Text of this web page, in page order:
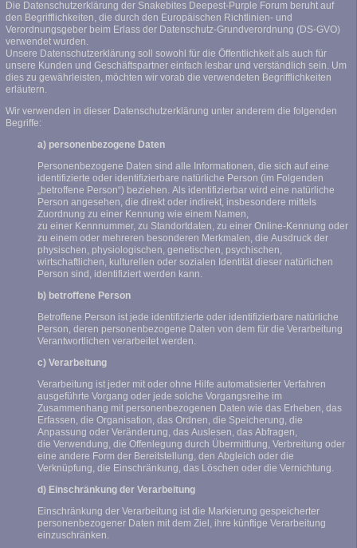
Die Datenschutzerklärung der Snakebites Deepest-Purple Forum beruht auf
den Begrifflichkeiten, die durch den Europäischen Richtlinien- und
Verordnungsgeber beim Erlass der Datenschutz-Grundverordnung (DS-GVO)
verwendet wurden.
Unsere Datenschutzerklärung soll sowohl für die Öffentlichkeit als auch für
unsere Kunden und Geschäftspartner einfach lesbar und verständlich sein. Um
dies zu gewährleisten, möchten wir vorab die verwendeten Begrifflichkeiten
erläutern.
Wir verwenden in dieser Datenschutzerklärung unter anderem die folgenden
Begriffe:
a) personenbezogene Daten
Personenbezogene Daten sind alle Informationen, die sich auf eine
identifizierte oder identifizierbare natürliche Person (im Folgenden
„betroffene Person“) beziehen. Als identifizierbar wird eine natürliche
Person angesehen, die direkt oder indirekt, insbesondere mittels
Zuordnung zu einer Kennung wie einem Namen,
zu einer Kennnummer, zu Standortdaten, zu einer Online-Kennung oder
zu einem oder mehreren besonderen Merkmalen, die Ausdruck der
physischen, physiologischen, genetischen, psychischen,
wirtschaftlichen, kulturellen oder sozialen Identität dieser natürlichen
Person sind, identifiziert werden kann.
b) betroffene Person
Betroffene Person ist jede identifizierte oder identifizierbare natürliche
Person, deren personenbezogene Daten von dem für die Verarbeitung
Verantwortlichen verarbeitet werden.
c) Verarbeitung
Verarbeitung ist jeder mit oder ohne Hilfe automatisierter Verfahren
ausgeführte Vorgang oder jede solche Vorgangsreihe im
Zusammenhang mit personenbezogenen Daten wie das Erheben, das
Erfassen, die Organisation, das Ordnen, die Speicherung, die
Anpassung oder Veränderung, das Auslesen, das Abfragen,
die Verwendung, die Offenlegung durch Übermittlung, Verbreitung oder
eine andere Form der Bereitstellung, den Abgleich oder die
Verknüpfung, die Einschränkung, das Löschen oder die Vernichtung.
d) Einschränkung der Verarbeitung
Einschränkung der Verarbeitung ist die Markierung gespeicherter
personenbezogener Daten mit dem Ziel, ihre künftige Verarbeitung
einzuschränken.